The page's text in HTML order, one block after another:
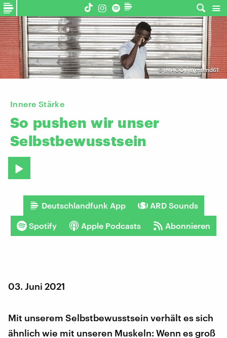
©IMAGO / Westend61
Innere Stärke
So pushen wir unser
Selbstbewusstsein
Deutschlandfunk App ARD Sounds
Spotify Apple Podcasts Abonnieren
03. Juni 2021
Mit unserem Selbstbewusstsein verhält es sich
ähnlich wie mit unseren Muskeln: Wenn es groß